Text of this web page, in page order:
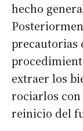
hecho
precautorias
extraer los
rociarlos con
reinicio del